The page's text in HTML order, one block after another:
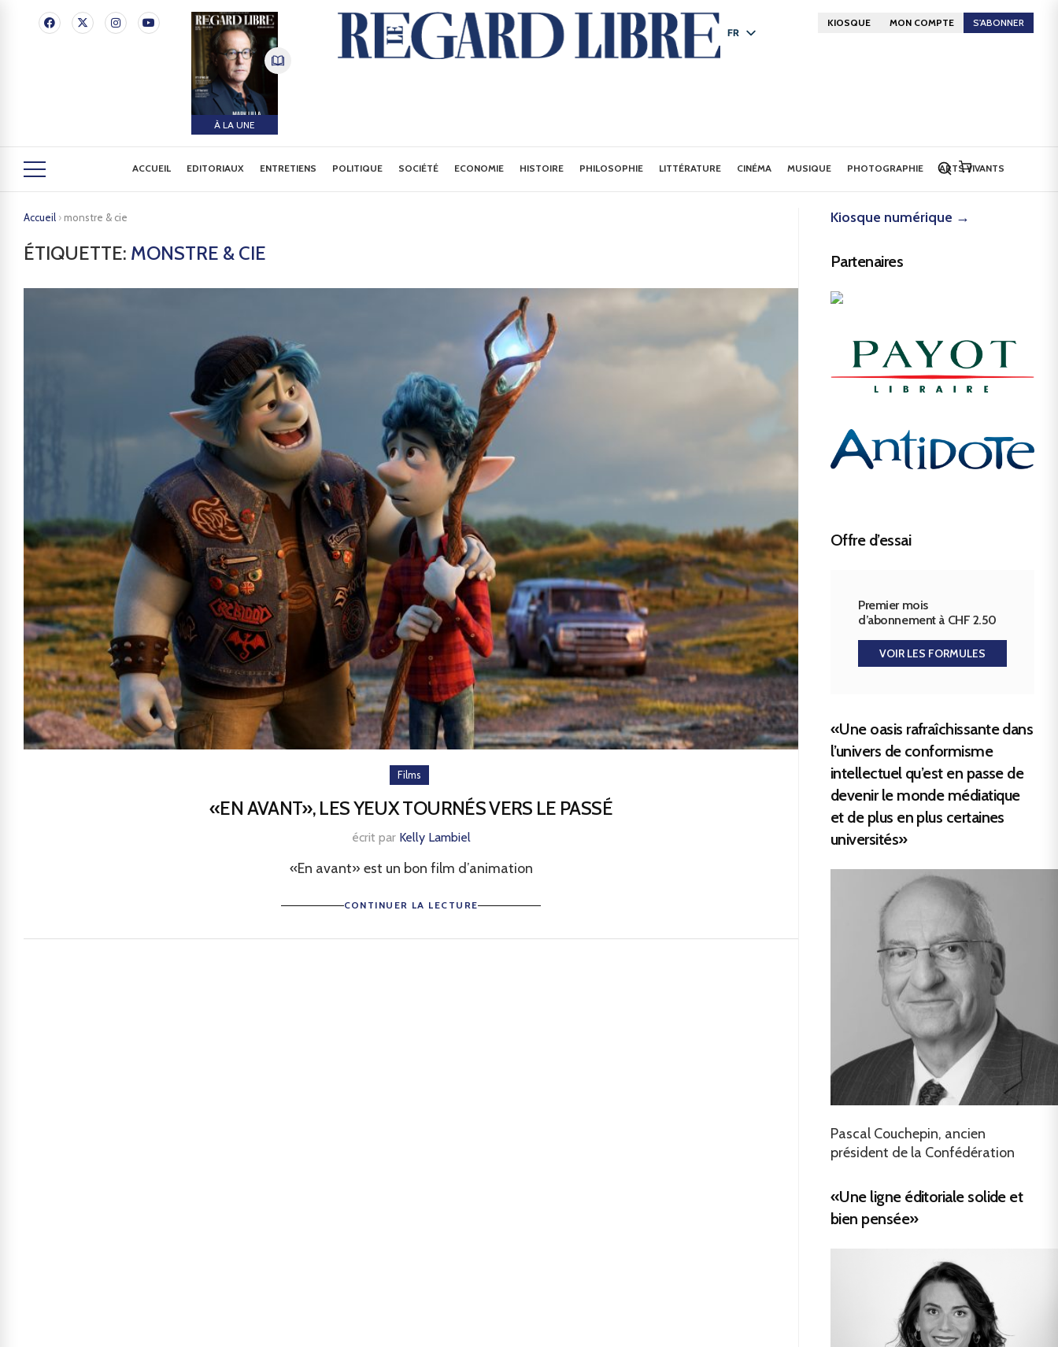
À LA UNE
FR
KIOSQUE MON COMPTE S'ABONNER
ACCUEIL EDITORIAUX ENTRETIENS POLITIQUE SOCIÉTÉ ECONOMIE HISTOIRE PHILOSOPHIE LITTÉRATURE CINÉMA MUSIQUE PHOTOGRAPHIE ARTS VIVANTS
Accueil › monstre & cie
ÉTIQUETTE: MONSTRE & CIE
Films
«EN AVANT», LES YEUX TOURNÉS VERS LE PASSÉ
écrit par Kelly Lambiel
«En avant» est un bon film d’animation
CONTINUER LA LECTURE
Kiosque numérique →
Partenaires
Offre d’essai
Premier mois
d’abonnement à CHF 2.50
VOIR LES FORMULES
«Une oasis rafraîchissante dans
l’univers de conformisme
intellectuel qu’est en passe de
devenir le monde médiatique
et de plus en plus certaines
universités»
Pascal Couchepin, ancien
président de la Confédération
«Une ligne éditoriale solide et
bien pensée»